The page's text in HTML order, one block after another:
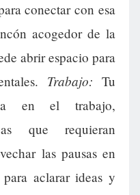
conectar con esa
acogedor de la
abrir espacio para
Trabajo: Tu
en el trabajo,
que requieran
las pausas en
aclarar ideas y